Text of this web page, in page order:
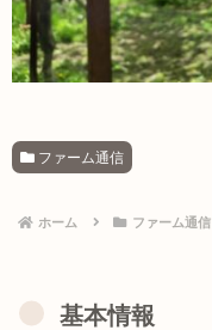
ファーム通信
ホーム ファーム通信
基本情報